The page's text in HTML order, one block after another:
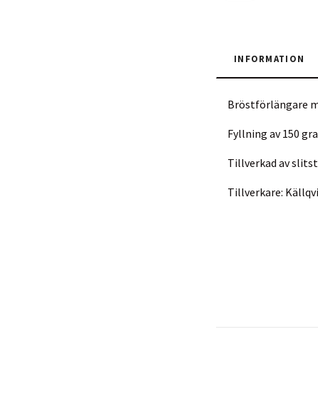
INFORMATION
Bröstförlängare
Fyllning av 150
Tillverkad av
Tillverkare: